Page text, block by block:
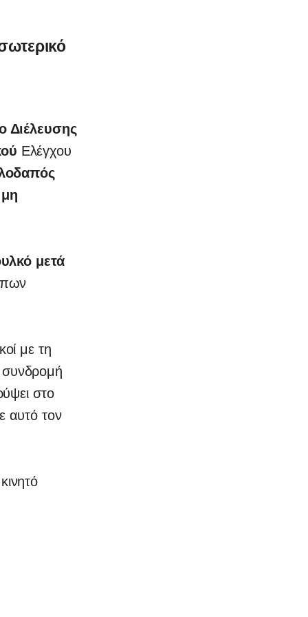
Διέλευσης
Ελέγχου
μετά
με τη
στο
αυτό τον